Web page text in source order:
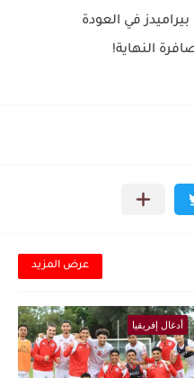
في العودة
النهاية!
عرض المزيد
أدغال إفريقيا